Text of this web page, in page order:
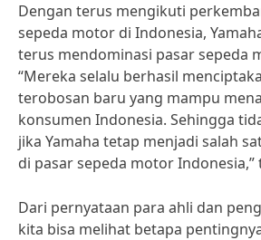
Dengan terus mengikuti
sepeda motor di Indonesia,
terus mendominasi pasar sepeda
“Mereka selalu berhasil
terobosan baru yang mampu
konsumen Indonesia. Sehingga
jika Yamaha tetap menjadi salah
di pasar sepeda motor Indonesia,”
Dari pernyataan para ahli dan
kita bisa melihat betapa